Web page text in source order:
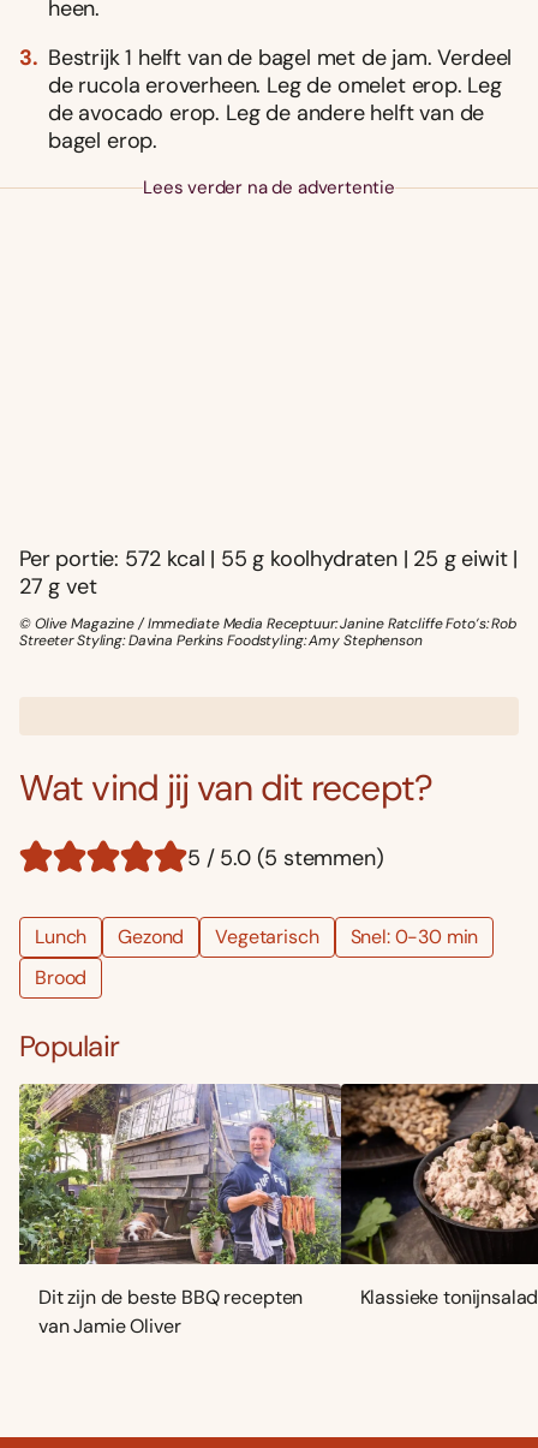
heen.
Bestrijk 1 helft van de bagel met de jam. Verdeel
de rucola eroverheen. Leg de omelet erop. Leg
de avocado erop. Leg de andere helft van de
bagel erop.
Lees verder na de advertentie
Per portie: 572 kcal | 55 g koolhydraten | 25 g eiwit |
27 g vet
© Olive Magazine / Immediate Media Receptuur: Janine Ratcliffe Foto’s: Rob
Streeter Styling: Davina Perkins Foodstyling: Amy Stephenson
Wat vind jij van dit recept?
5 / 5.0 (5 stemmen)
Lunch Gezond Vegetarisch
Snel: 0-30 min
Brood
Populair
Dit zijn de beste BBQ recepten
van Jamie Oliver
Klassieke